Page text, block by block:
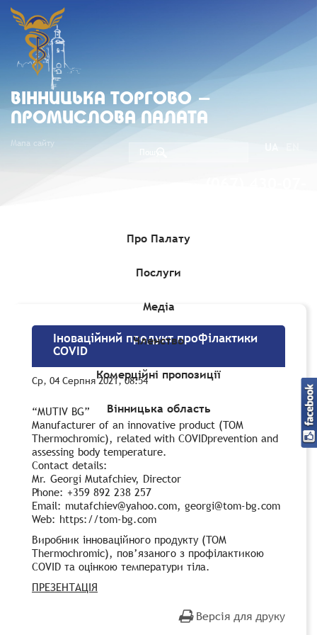
ВIННИЦЬКА ТОРГОВО -
ПРОМИСЛОВА ПАЛАТА
Мапа сайту
Про Палату
Послуги
Медіа
Членство
Комерційні пропозиції
Вінницька область
Комерційні пропозиції»Іноваційний продукт
Іноваційний продукт профілактики
COVID
Ср, 04 Серпня 2021, 08:54
“MUTIV BG”
Manufacturer of an innovative product (TOM
Thermochromic), related with COVIDprevention and
assessing body temperature.
Contact details:
Mr. Georgi Mutafchiev, Director
Phone: +359 892 238 257
Email: mutafchiev@yahoo.com, georgi@tom-bg.com
Web: https://tom-bg.com
Виробник інноваційного продукту (TOM
Thermochromic), пов’язаного з профілактикою
COVID та оцінкою температури тіла.
ПРЕЗЕНТАЦІЯ
Версія для друку